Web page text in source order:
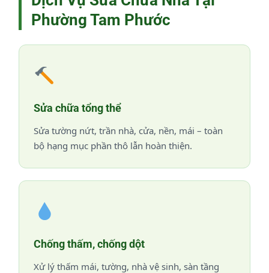
Phường Tam Phước
Sửa chữa tổng thể
Sửa tường nứt, trần nhà, cửa, nền, mái – toàn
bộ hạng mục phần thô lẫn hoàn thiện.
Chống thấm, chống dột
Xử lý thấm mái, tường, nhà vệ sinh, sàn tầng